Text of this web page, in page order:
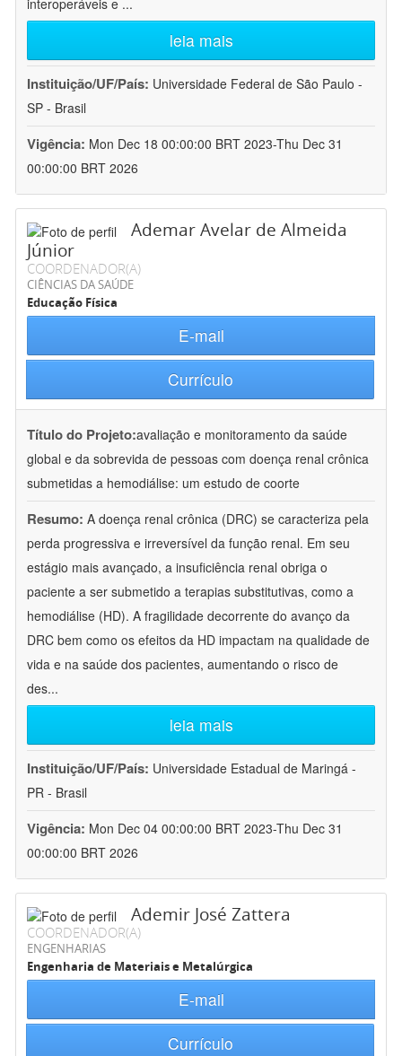
interoperáveis e ...
leia mais
Instituição/UF/País: Universidade Federal de São Paulo -
SP - Brasil
Vigência: Mon Dec 18 00:00:00 BRT 2023-Thu Dec 31
00:00:00 BRT 2026
Ademar Avelar de Almeida
Júnior
COORDENADOR(A)
CIÊNCIAS DA SAÚDE
Educação Física
E-mail
Currículo
Título do Projeto:avaliação e monitoramento da saúde
global e da sobrevida de pessoas com doença renal crônica
submetidas a hemodiálise: um estudo de coorte
Resumo: A doença renal crônica (DRC) se caracteriza pela
perda progressiva e irreversível da função renal. Em seu
estágio mais avançado, a insuficiência renal obriga o
paciente a ser submetido a terapias substitutivas, como a
hemodiálise (HD). A fragilidade decorrente do avanço da
DRC bem como os efeitos da HD impactam na qualidade de
vida e na saúde dos pacientes, aumentando o risco de
des...
leia mais
Instituição/UF/País: Universidade Estadual de Maringá -
PR - Brasil
Vigência: Mon Dec 04 00:00:00 BRT 2023-Thu Dec 31
00:00:00 BRT 2026
Ademir José Zattera
COORDENADOR(A)
ENGENHARIAS
Engenharia de Materiais e Metalúrgica
E-mail
Currículo